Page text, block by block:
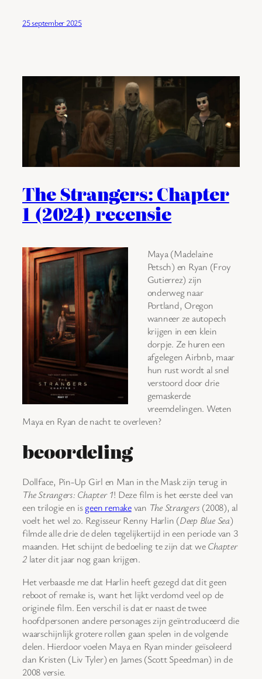
25 september 2025
The Strangers: Chapter
1 (2024) recensie
Maya (Madelaine
Petsch) en Ryan (Froy
Gutierrez) zijn
onderweg naar
Portland, Oregon
wanneer ze autopech
krijgen in een klein
dorpje. Ze huren een
afgelegen Airbnb, maar
hun rust wordt al snel
verstoord door drie
gemaskerde
vreemdelingen. Weten
Maya en Ryan de nacht te overleven?
beoordeling
Dollface, Pin-Up Girl en Man in the Mask zijn terug in
The Strangers: Chapter 1! Deze film is het eerste deel van
een trilogie en isgeen remakevan The Strangers (2008), al
voelt het wel zo. Regisseur Renny Harlin (Deep Blue Sea)
filmde alle drie de delen tegelijkertijd in een periode van 3
maanden. Het schijnt de bedoeling te zijn dat weChapter
2later dit jaar nog gaan krijgen.
Het verbaasde me dat Harlin heeft gezegd dat dit geen
reboot of remake is, want het lijkt verdomd veel op de
originele film. Een verschil is dat er naast de twee
hoofdpersonen andere personages zijn geïntroduceerd die
waarschijnlijk grotere rollen gaan spelen in de volgende
delen. Hierdoor voelen Maya en Ryan minder geïsoleerd
dan Kristen (Liv Tyler) en James (Scott Speedman) in de
2008 versie.